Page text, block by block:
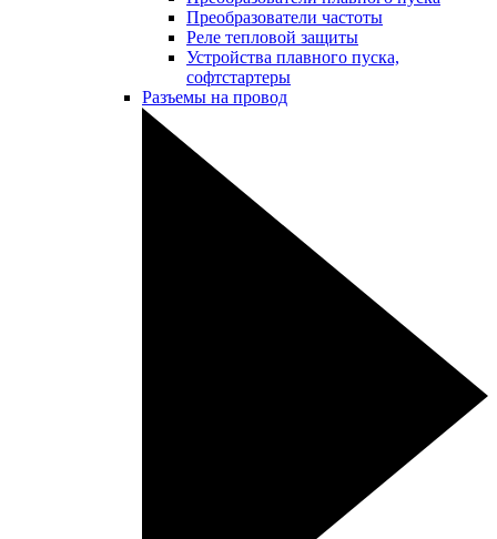
Преобразователи частоты
Реле тепловой защиты
Устройства плавного пуска,
софтстартеры
Разъемы на провод